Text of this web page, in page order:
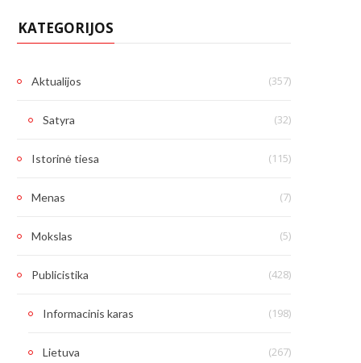
KATEGORIJOS
Aktualijos (357)
Satyra (32)
Istorinė tiesa (115)
Menas (7)
Mokslas (5)
Publicistika (428)
Informacinis karas (198)
Lietuva (267)